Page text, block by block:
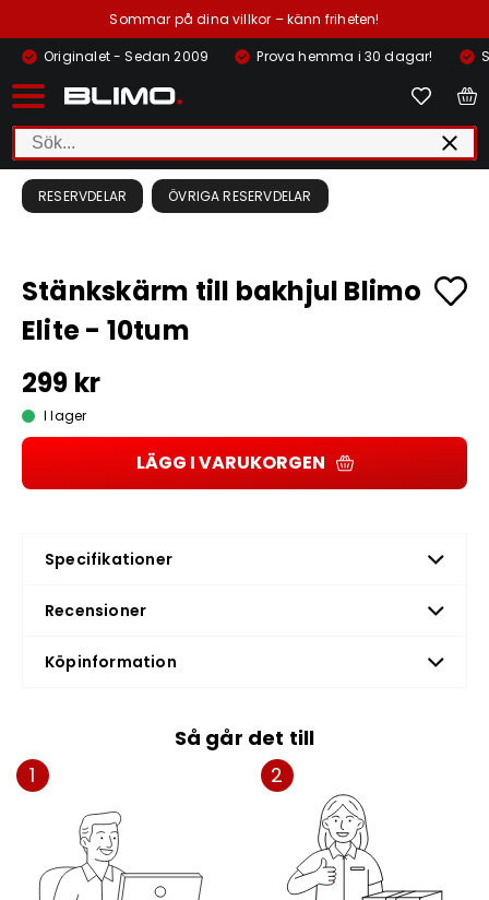
Sommar på dina villkor – känn friheten!
Originalet - Sedan 2009
Prova hemma i 30 dagar!
RESERVDELAR ÖVRIGA RESERVDELAR
Stänkskärm till bakhjul Blimo
Elite - 10tum
299 kr
I lager
LÄGG I VARUKORGEN
Specifikationer
Recensioner
Köpinformation
Så går det till
1
2